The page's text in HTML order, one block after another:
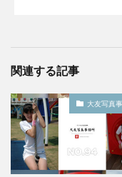
関連する記事
大友写真